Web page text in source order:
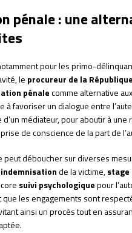
pénale : une
pour les primo-
le procureur de la République
pénalecomme alternative
à favoriser un dialogue entre
d’un médiateur, pour aboutir à une
de conscience de la part de
peut déboucher sur diverses
indemnisationde la victime,stage
suivi psychologiquepour
les engagements sont
ainsi un procès tout en